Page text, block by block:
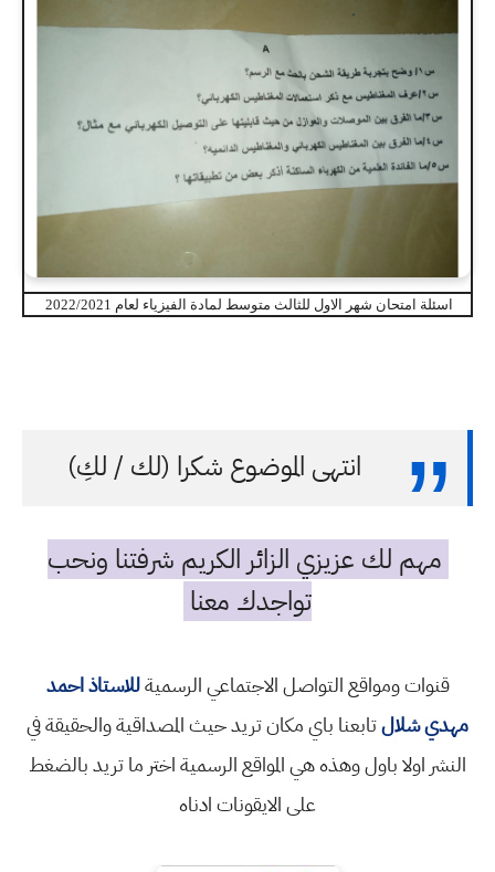
اسئلة امتحان شهر الاول للثالث متوسط لمادة الفيزياء لعام 2022/2021
انتهى الموضوع شكرا (لك / لكِ)
مهم لك عزيزي الزائر الكريم شرفتنا ونحب
تواجدك معنا
قنوات ومواقع التواصل الاجتماعي الرسميةللاستاذ احمد
مهدي شلالتابعنا باي مكان تريد حيث المصداقية والحقيقة في
النشر اولا باول وهذه هي المواقع الرسمية اختر ما تريد بالضغط
على الايقونات ادناه